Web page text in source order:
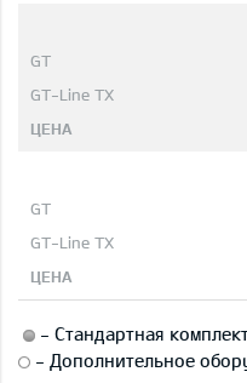
- Стандартная
- Дополнительное